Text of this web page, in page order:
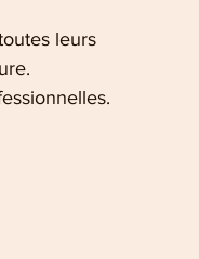
leurs